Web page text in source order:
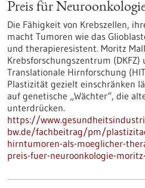
Preis für
Die Fähigkeit von Krebszellen,
macht Tumoren wie das
und therapieresistent. Moritz
Krebsforschungszentrum
Translationale Hirnforschung
Plastizität gezielt einschränken
auf genetische „Wächter“, die
unterdrücken.
https://
bw.de/fachbeitrag/pm/
hirntumoren-als-moeglicher-
preis-fuer-neuroonkologie-